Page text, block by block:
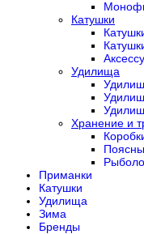
Катушки
Удилища
Хранение и
Приманки
Катушки
Удилища
Зима
Бренды